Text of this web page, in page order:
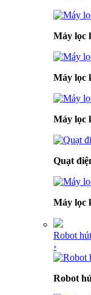
Máy lọc
Máy lọc
Máy lọc
Quạt
Máy lọc
Robot
›
Robot